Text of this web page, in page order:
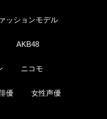
ッションモデル
AKB48
ニコモ
優 女性声優